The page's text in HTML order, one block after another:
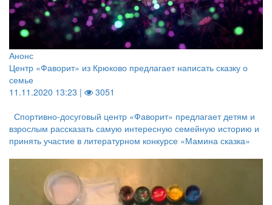
Анонс
Центр «Фаворит» из Крюково предлагает написать сказку о
семье
11.11.2020 13:23 |
3051
Спортивно-досуговый центр «Фаворит» предлагает детям и
взрослым рассказать самую интересную семейную историю и
принять участие в литературном конкурсе «Мамина сказка»